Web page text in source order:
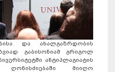
და ახალგაზრდობის
გაბისონიამ გრიგოლ
ანტიპლაგიატის
ღონისძიებაში მიიღო